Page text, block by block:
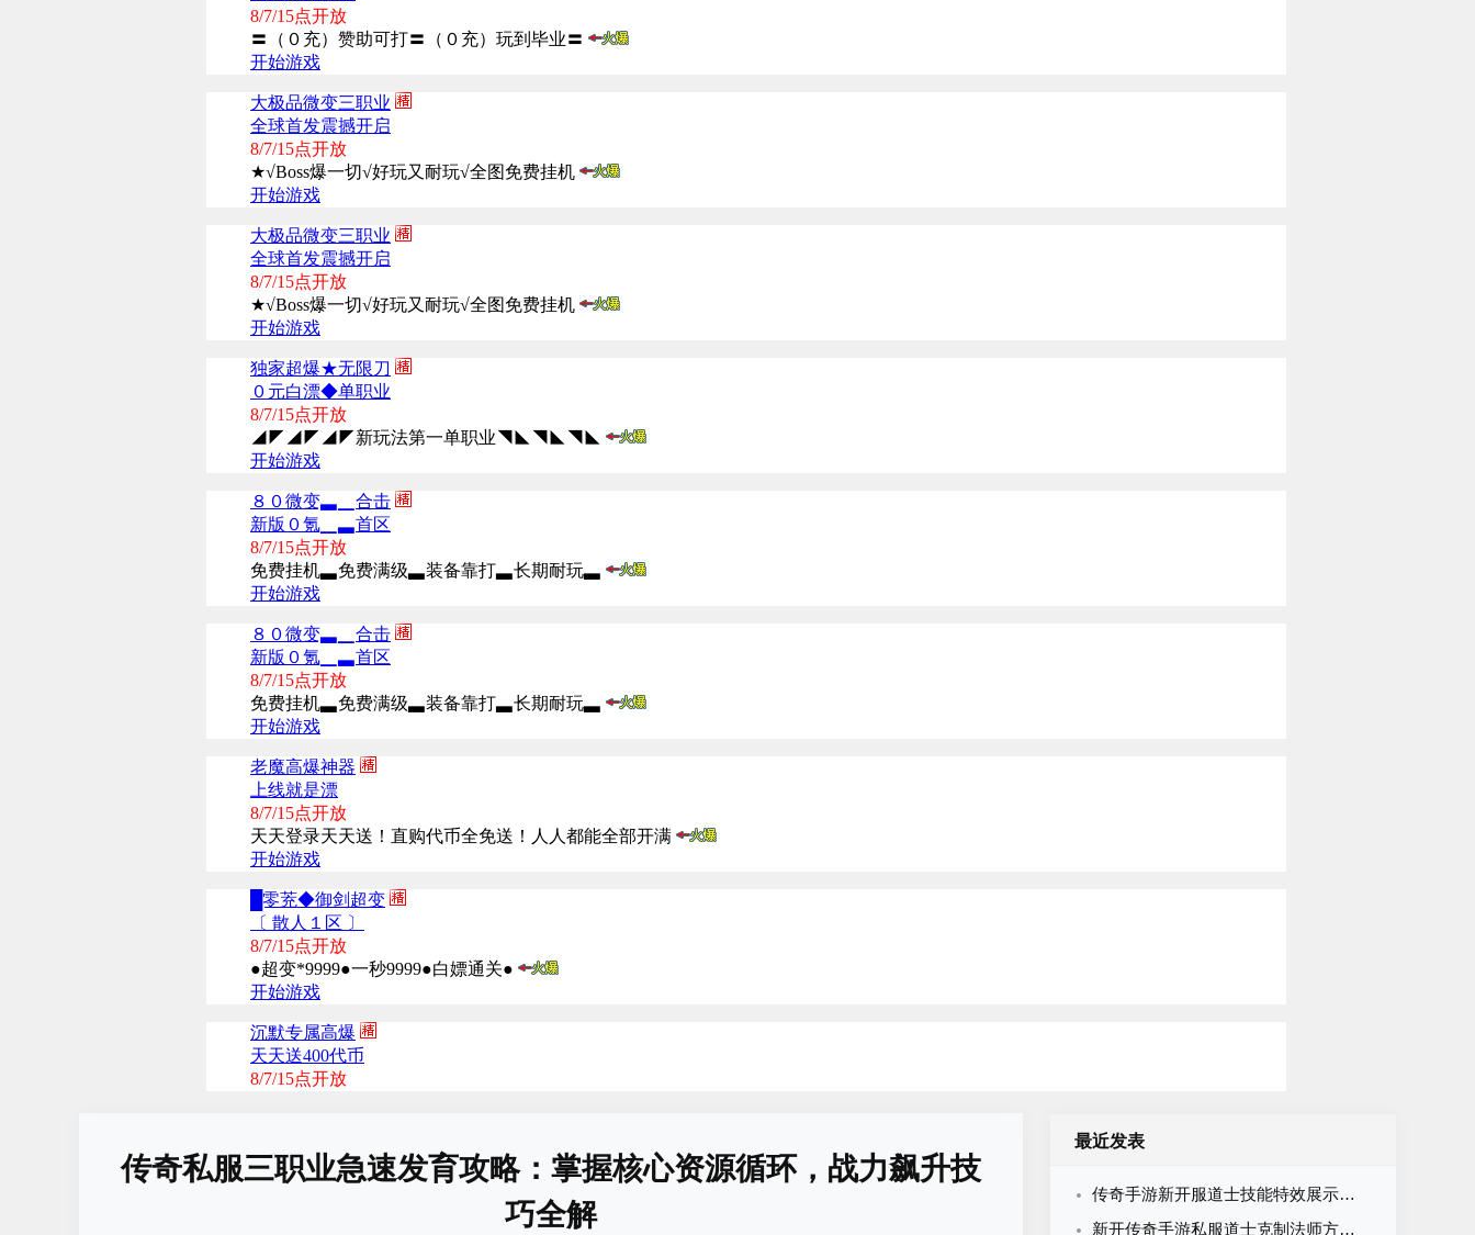
传奇私服三职业急速发育攻略：掌握核心资源循环，战力飙升技
巧全解
最近发表
传奇手游新开服道士技能特效展示：召唤毒系治疗辅助全系视觉解析
新开传奇手游私服道士克制法师方法：技能运用与实战打法全攻略